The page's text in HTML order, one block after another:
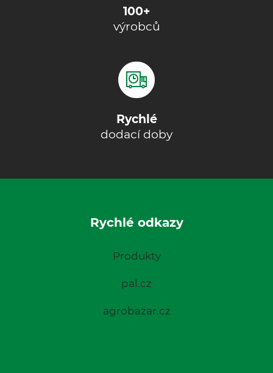
100+
výrobců
Rychlé
dodací doby
Rychlé odkazy
Produkty
pal.cz
agrobazar.cz